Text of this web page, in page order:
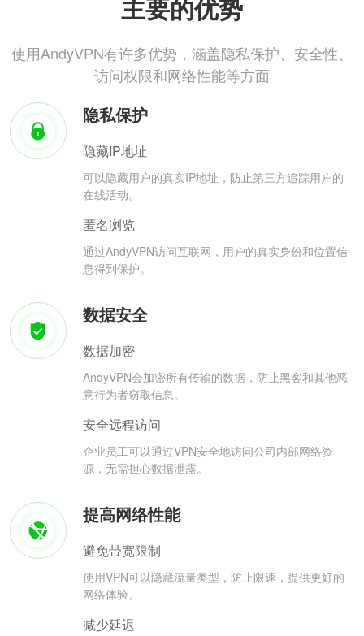
主要的优势
使用AndyVPN有许多优势，涵盖隐私保护、安全性、
访问权限和网络性能等方面
隐私保护
隐藏IP地址
可以隐藏用户的真实IP地址，防止第三方追踪用户的
在线活动。
匿名浏览
通过AndyVPN访问互联网，用户的真实身份和位置信
息得到保护。
数据安全
数据加密
AndyVPN会加密所有传输的数据，防止黑客和其他恶
意行为者窃取信息。
安全远程访问
企业员工可以通过VPN安全地访问公司内部网络资
源，无需担心数据泄露。
提高网络性能
避免带宽限制
使用VPN可以隐藏流量类型，防止限速，提供更好的
网络体验。
减少延迟